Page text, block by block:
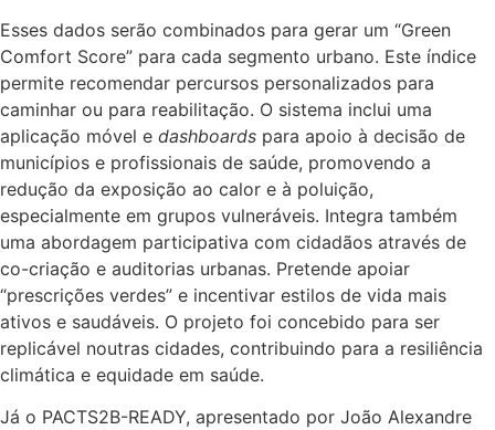
Esses dados serão combinados para gerar um “Green
Comfort Score” para cada segmento urbano. Este índice
permite recomendar percursos personalizados para
caminhar ou para reabilitação. O sistema inclui uma
aplicação móvel e dashboards para apoio à decisão de
municípios e profissionais de saúde, promovendo a
redução da exposição ao calor e à poluição,
especialmente em grupos vulneráveis. Integra também
uma abordagem participativa com cidadãos através de
co-criação e auditorias urbanas. Pretende apoiar
“prescrições verdes” e incentivar estilos de vida mais
ativos e saudáveis. O projeto foi concebido para ser
replicável noutras cidades, contribuindo para a resiliência
climática e equidade em saúde.
Já o PACTS2B-READY, apresentado por João Alexandre